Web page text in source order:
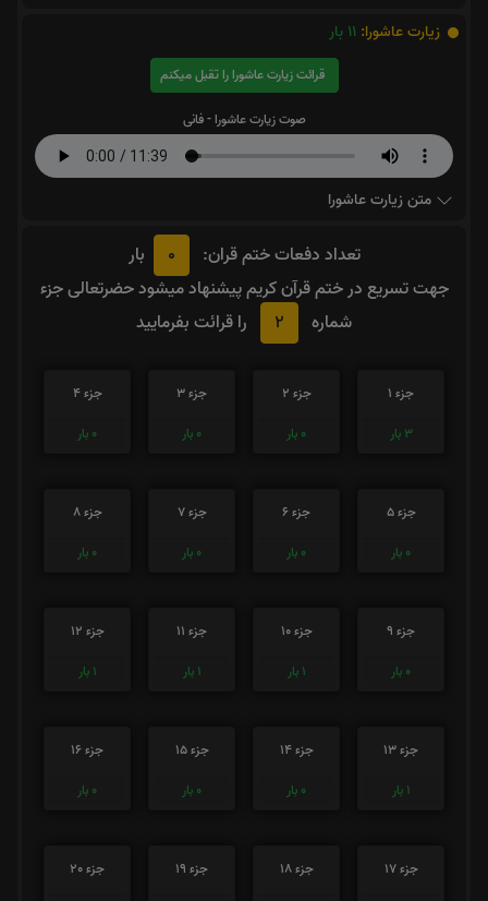
زیارت عاشورا: 11 بار
قرائت زیارت عاشورا را تقبل میکنم
صوت زیارت عاشورا - فانی
متن زیارت عاشورا
تعداد دفعات ختم قران: 0
بار
جهت تسریع در ختم قرآن کریم پیشنهاد میشود حضرتعالی جزء
شماره
2 را قرائت بفرمایید
جزء 1
3 بار
جزء 2
0 بار
جزء 3
0 بار
جزء 4
0 بار
جزء 5
0 بار
جزء 6
0 بار
جزء 7
0 بار
جزء 8
0 بار
جزء 9
0 بار
جزء 10
1 بار
جزء 11
1 بار
جزء 12
1 بار
جزء 13
1 بار
جزء 14
0 بار
جزء 15
0 بار
جزء 16
0 بار
جزء 17
جزء 18
جزء 19
جزء 20